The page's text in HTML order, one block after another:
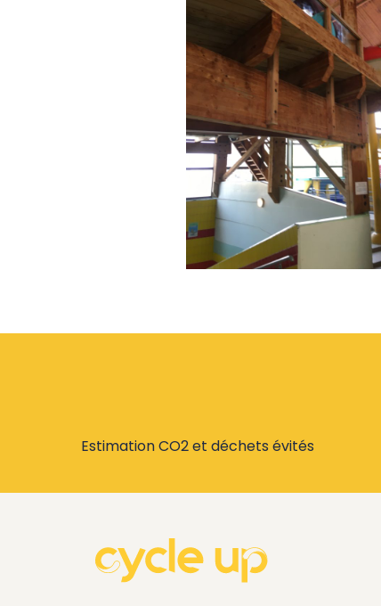
Estimation CO2 et déchets évités